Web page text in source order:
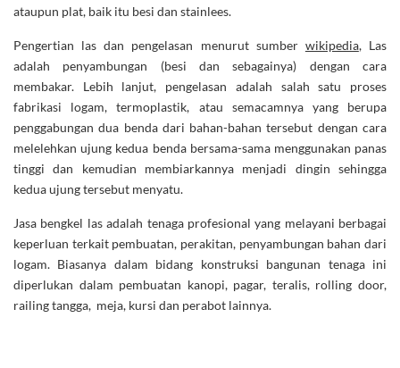
ataupun plat, baik itu besi dan stainlees.
Pengertian las dan pengelasan menurut sumber wikipedia, Las
adalah penyambungan (besi dan sebagainya) dengan cara
membakar. Lebih lanjut, pengelasan adalah salah satu proses
fabrikasi logam, termoplastik, atau semacamnya yang berupa
penggabungan dua benda dari bahan-bahan tersebut dengan cara
melelehkan ujung kedua benda bersama-sama menggunakan panas
tinggi dan kemudian membiarkannya menjadi dingin sehingga
kedua ujung tersebut menyatu.
Jasa bengkel las adalah tenaga profesional yang melayani berbagai
keperluan terkait pembuatan, perakitan, penyambungan bahan dari
logam. Biasanya dalam bidang konstruksi bangunan tenaga ini
diperlukan dalam pembuatan kanopi, pagar, teralis, rolling door,
railing tangga, meja, kursi dan perabot lainnya.